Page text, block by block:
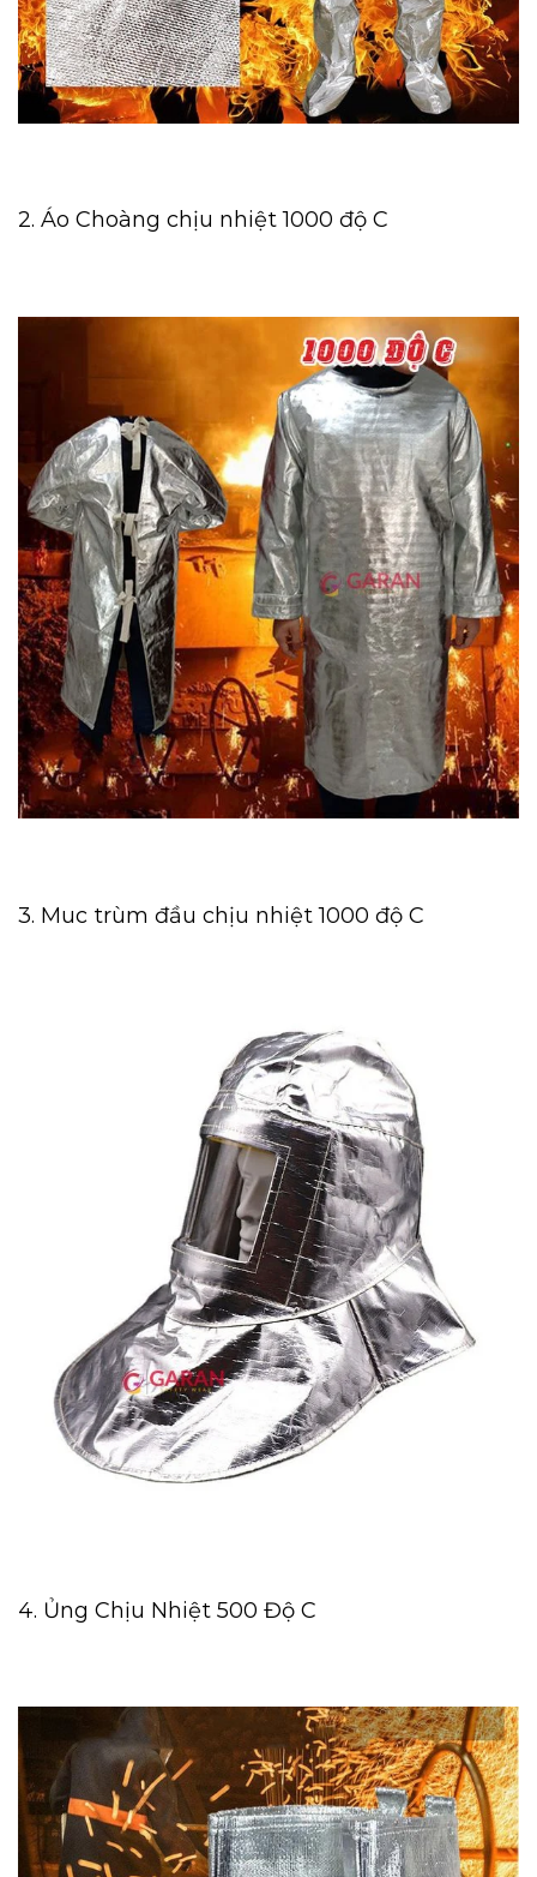
2. Áo Choàng chịu nhiệt 1000 độ C
3. Muc trùm đầu chịu nhiệt 1000 độ C
4. Ủng Chịu Nhiệt 500 Độ C